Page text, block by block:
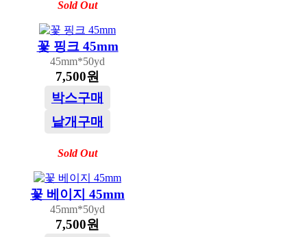
Sold Out
꽃 핑크 45mm
45mm*50yd
7,500원
박스구매
낱개구매
Sold Out
꽃 베이지 45mm
45mm*50yd
7,500원